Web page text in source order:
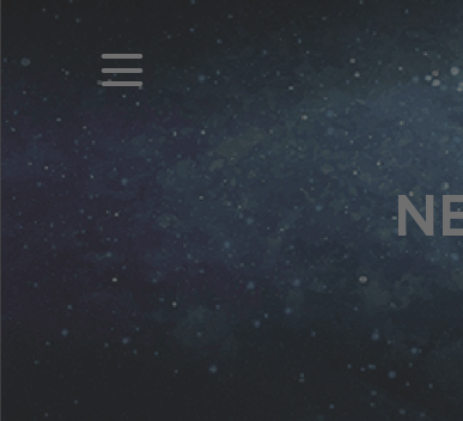
Home
Application